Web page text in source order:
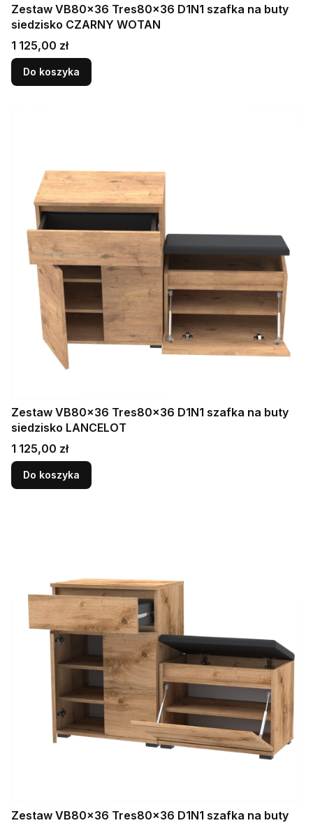
Zestaw VB80x36 Tres80x36 D1N1 szafka na buty
siedzisko CZARNY WOTAN
Cena
1 125,00 zł
Do koszyka
Zestaw VB80x36 Tres80x36 D1N1 szafka na buty
siedzisko LANCELOT
Cena
1 125,00 zł
Do koszyka
Zestaw VB80x36 Tres80x36 D1N1 szafka na buty